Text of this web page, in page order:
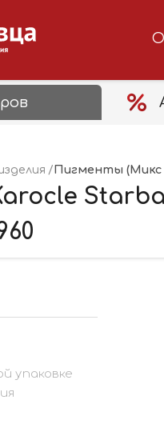
Пигменты (Микс
упаковке